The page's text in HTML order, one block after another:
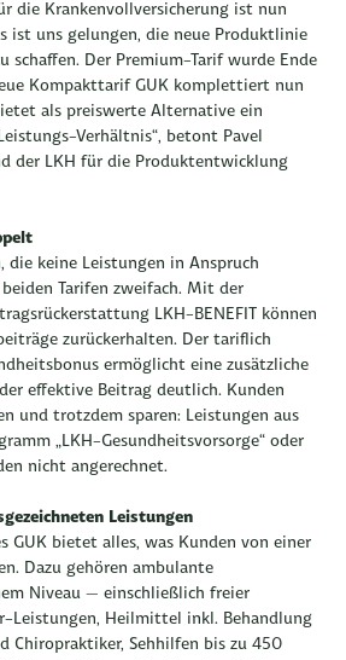
die Krankenvollversicherung ist nun
ist uns gelungen, die neue Produktlinie
schaffen. Der Premium-Tarif wurde Ende
Kompakttarif GUK komplettiert nun
als preiswerte Alternative ein
Verhältnis“, betont Pavel
der LKH für die Produktentwicklung
die keine Leistungen in Anspruch
Tarifen zweifach. Mit der
LKH-BENEFIT können
zurückerhalten. Der tariflich
ermöglicht eine zusätzliche
effektive Beitrag deutlich. Kunden
und trotzdem sparen: Leistungen aus
„LKH-Gesundheitsvorsorge“ oder
nicht angerechnet.
Leistungen
GUK bietet alles, was Kunden von einer
Dazu gehören ambulante
Niveau – einschließlich freier
Leistungen, Heilmittel inkl. Behandlung
Chiropraktiker, Sehhilfen bis zu 450